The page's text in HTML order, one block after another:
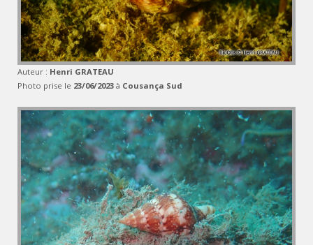
Auteur : Henri GRATEAU
Photo prise le 23/06/2023 à Cousança Sud